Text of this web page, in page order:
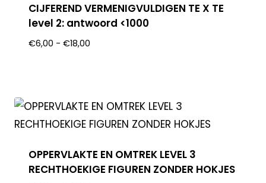
CIJFEREND VERMENIGVULDIGEN TE X TE
level 2: antwoord <1000
€6,00 - €18,00
OPPERVLAKTE EN OMTREK LEVEL 3
RECHTHOEKIGE FIGUREN ZONDER HOKJES